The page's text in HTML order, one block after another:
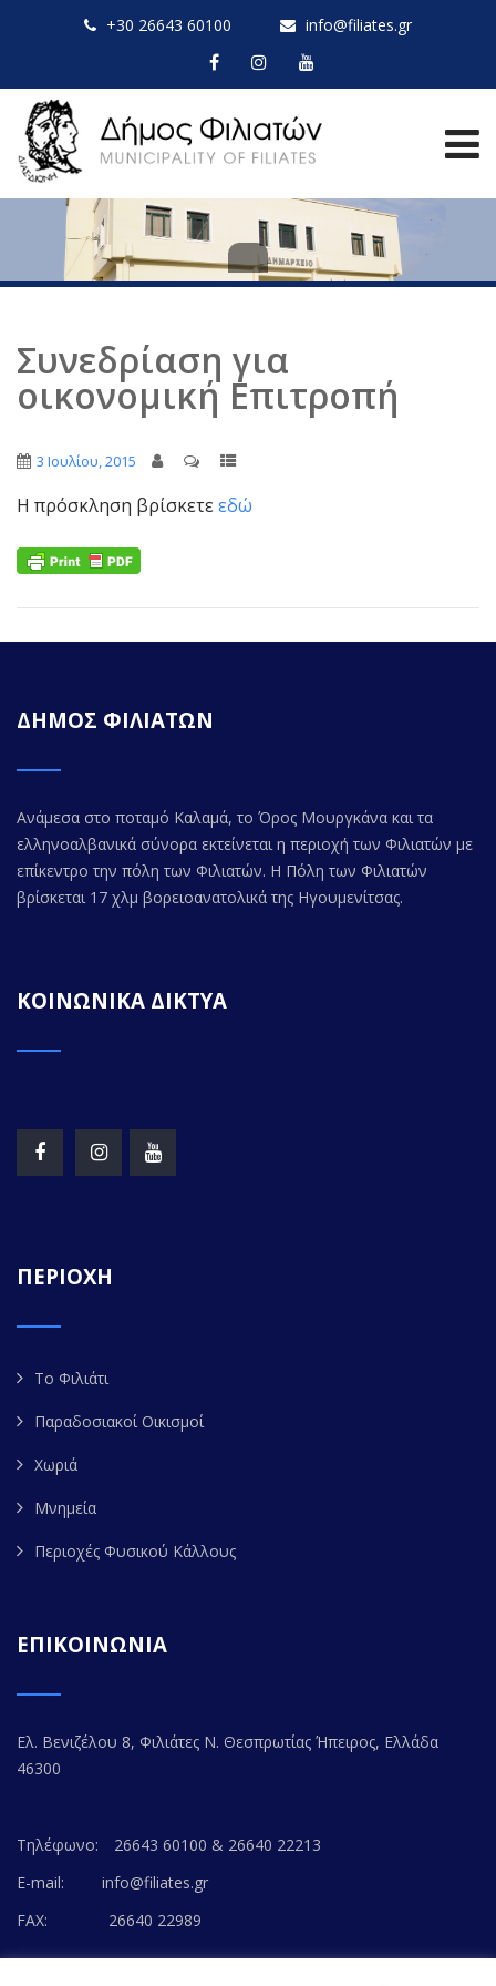
+30 26643 60100 info@filiates.gr
Συνεδρίαση για
οικονομική Επιτροπή
3 Ιουλίου, 2015
Η πρόσκληση βρίσκετεεδώ
ΔΗΜΟΣ ΦΙΛΙΑΤΩΝ
Ανάμεσα στο ποταμό Καλαμά, το Όρος Μουργκάνα και τα
ελληνοαλβανικά σύνορα εκτείνεται η περιοχή των Φιλιατών με
επίκεντρο την πόλη των Φιλιατών. Η Πόλη των Φιλιατών
βρίσκεται 17 χλμ βορειοανατολικά της Ηγουμενίτσας.
ΚΟΙΝΩΝΙΚΑ ΔΙΚΤΥΑ
ΠΕΡΙΟΧΗ
Το Φιλιάτι
Παραδοσιακοί Οικισμοί
Χωριά
Μνημεία
Περιοχές Φυσικού Κάλλους
ΕΠΙΚΟΙΝΩΝΙΑ
Ελ. Βενιζέλου 8, Φιλιάτες Ν. Θεσπρωτίας Ήπειρος, Ελλάδα
46300
Τηλέφωνο:
26643 60100 & 26640 22213
E-mail:
info@filiates.gr
FAX:
26640 22989